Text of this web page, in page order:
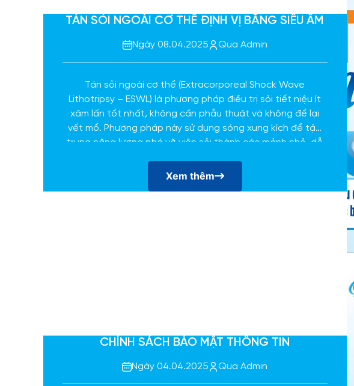
TÁN SỎI NGOÀI CƠ THỂ ĐỊNH VỊ BẰNG SIÊU ÂM
Ngày 08.04.2025 Qua Admin
Tán sỏi ngoài cơ thể (Extracorporeal Shock Wave
Lithotripsy – ESWL) là phương pháp điều trị sỏi tiết niệu ít
xâm lấn tốt nhất, không cần phẫu thuật và không để lại
vết mổ. Phương pháp này sử dụng sóng xung kích để tập
trung năng lượng phá vỡ viên sỏi thành các mảnh nhỏ, dễ
Xem thêm
CHÍNH SÁCH BẢO MẬT THÔNG TIN
Ngày 04.04.2025 Qua Admin